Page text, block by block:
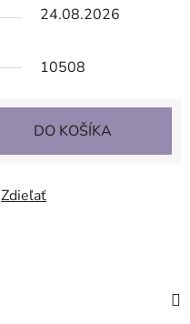
24.08.2026
10508
DO KOŠÍKA
Zdieľať